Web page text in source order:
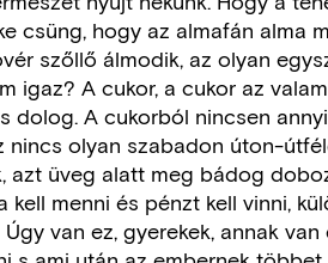
csüng, hogy az almafán alma
szőllő álmodik, az olyan
igaz? A cukor, a cukor az
dolog. A cukorból nincsen
olyan szabadon úton-
azt üveg alatt meg bádog
menni és pénzt kell vinni,
van ez, gyerekek, annak van